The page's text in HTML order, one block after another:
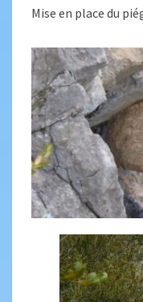
Mise en place du